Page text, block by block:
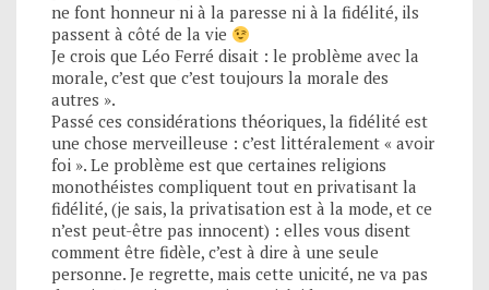
ne font honneur ni à la paresse ni à la fidélité, ils
passent à côté de la vie
Je crois que Léo Ferré disait : le problème avec la
morale, c’est que c’est toujours la morale des
autres ».
Passé ces considérations théoriques, la fidélité est
une chose merveilleuse : c’est littéralement « avoir
foi ». Le problème est que certaines religions
monothéistes compliquent tout en privatisant la
fidélité, (je sais, la privatisation est à la mode, et ce
n’est peut-être pas innocent) : elles vous disent
comment être fidèle, c’est à dire à une seule
personne. Je regrette, mais cette unicité, ne va pas